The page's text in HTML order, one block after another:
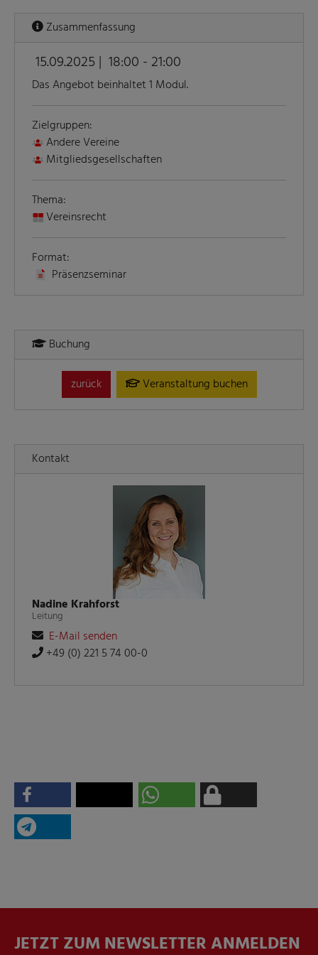
Zusammenfassung
15.09.2025 | 18:00 - 21:00
Das Angebot beinhaltet 1 Modul.
Zielgruppen:
Andere Vereine
Mitgliedsgesellschaften
Thema:
Vereinsrecht
Format:
Präsenzseminar
Buchung
zurück Veranstaltung buchen
Kontakt
Nadine Krahforst
Leitung
E-Mail senden
+49 (0) 221 5 74 00-0
JETZT ZUM NEWSLETTER ANMELDEN